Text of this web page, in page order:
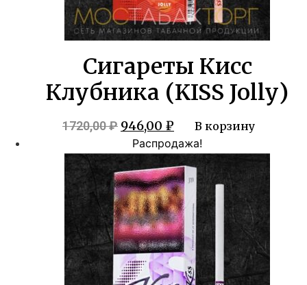
Сигареты Кисс
Клубника (KISS Jolly)
1720,00₽ Первоначальная
цена
составляла
1720,00 ₽.
946,00 ₽ Текущая
цена:
946,00 ₽.
В корзину
Распродажа!